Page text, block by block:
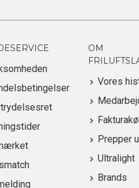
OM
Vores
Prepper
Ultralight
Brands